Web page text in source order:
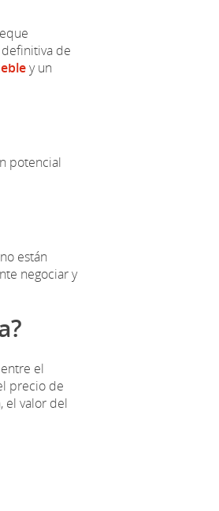
de
y un
potencial
están
negociar y
el
precio de
el valor del